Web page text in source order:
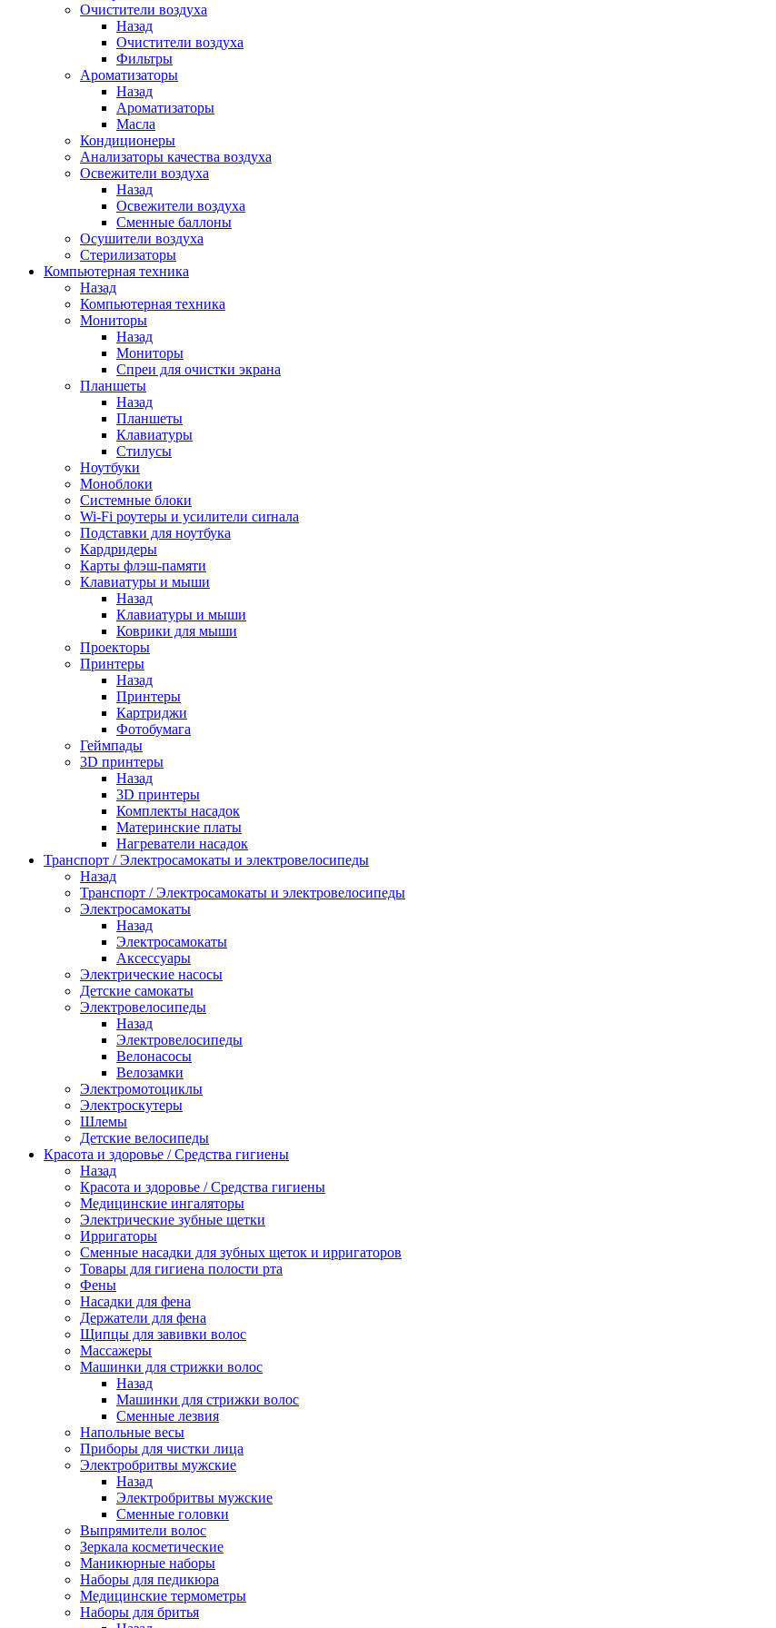
Очистители воздуха
Назад
Очистители воздуха
Фильтры
Ароматизаторы
Назад
Ароматизаторы
Масла
Кондиционеры
Анализаторы качества воздуха
Освежители воздуха
Назад
Освежители воздуха
Сменные баллоны
Осушители воздуха
Стерилизаторы
Компьютерная техника
Назад
Компьютерная техника
Мониторы
Назад
Мониторы
Спреи для очистки экрана
Планшеты
Назад
Планшеты
Клавиатуры
Стилусы
Ноутбуки
Моноблоки
Системные блоки
Wi-Fi роутеры и усилители сиrнала
Подставки для ноутбука
Кардридеры
Карты флэш-памяти
Клавиатуры и мыши
Назад
Клавиатуры и мыши
Коврики для мыши
Проекторы
Принтеры
Назад
Принтеры
Картриджи
Фотобумага
Геймпады
3D принтеры
Назад
3D принтеры
Комплекты насадок
Материнские платы
Нагреватели насадок
Транспорт / Электросамокаты и электровелосипеды
Назад
Транспорт / Электросамокаты и электровелосипеды
Электросамокаты
Назад
Электросамокаты
Аксессуары
Электрические насосы
Детские самокаты
Электровелосипеды
Назад
Электровелосипеды
Велонасосы
Велозамки
Электромотоциклы
Электроскутеры
Шлемы
Детские велосипеды
Красота и здоровье / Средства гигиены
Назад
Красота и здоровье / Средства гигиены
Медицинские ингаляторы
Электрические зубные щетки
Ирригаторы
Сменные насадки для зубных щеток и ирригаторов
Товары для гигиена полости рта
Фены
Насадки для фена
Держатели для фена
Щипцы для завивки волос
Массажеры
Машинки для стрижки волос
Назад
Машинки для стрижки волос
Сменные лезвия
Напольные весы
Приборы для чистки лица
Электробритвы мужские
Назад
Электробритвы мужские
Сменные головки
Выпрямители волос
Зеркала косметические
Маникюрные наборы
Наборы для педикюра
Медицинские термометры
Наборы для бритья